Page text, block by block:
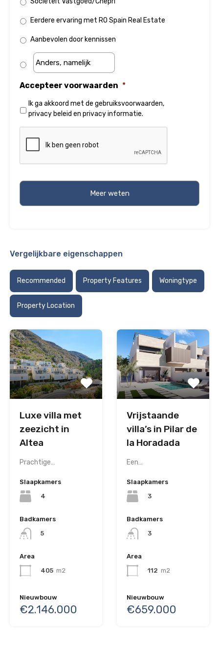
Eerdere ervaring met RO Spain Real Estate
Aanbevolen door kennissen
Accepteer voorwaarden *
Ik ga akkoord met de gebruiksvoorwaarden,
privacy beleid en privacy informatie.
Vergelijkbare eigenschappen
Recommended Property Features Woningtype
Property Location
Luxe villa met
zeezicht in
Altea
Prachtige…
Slaapkamers
4
Badkamers
5
Area
405 m2
Nieuwbouw
€2.146.000
Vrijstaande
villa’s in Pilar de
la Horadada
Een…
Slaapkamers
3
Badkamers
3
Area
112 m2
Nieuwbouw
€659.000